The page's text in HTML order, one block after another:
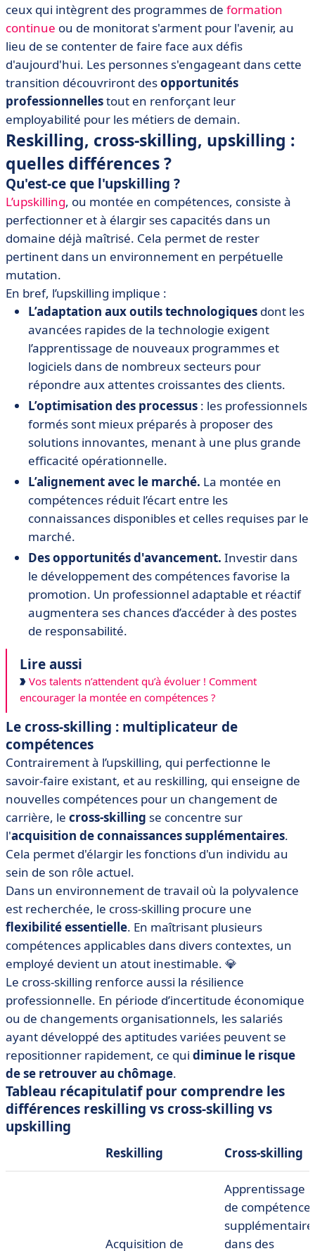
ceux qui intègrent des programmes de formation
continue ou de monitorat s'arment pour l'avenir, au
lieu de se contenter de faire face aux défis
d'aujourd'hui. Les personnes s'engageant dans cette
transition découvriront desopportunités
professionnellestout en renforçant leur
employabilité pour les métiers de demain.
Reskilling, cross-skilling, upskilling :
quelles différences ?
Qu'est-ce que l'upskilling ?
L’upskilling, ou montée en compétences, consiste à
perfectionner et à élargir ses capacités dans un
domaine déjà maîtrisé. Cela permet de rester
pertinent dans un environnement en perpétuelle
mutation.
En bref, l’upskilling implique :
L’adaptation aux outils technologiques dont les
avancées rapides de la technologie exigent
l’apprentissage de nouveaux programmes et
logiciels dans de nombreux secteurs pour
répondre aux attentes croissantes des clients.
L’optimisation des processus : les professionnels
formés sont mieux préparés à proposer des
solutions innovantes, menant à une plus grande
efficacité opérationnelle.
L’alignement avec le marché. La montée en
compétences réduit l’écart entre les
connaissances disponibles et celles requises par le
marché.
Des opportunités d'avancement. Investir dans
le développement des compétences favorise la
promotion. Un professionnel adaptable et réactif
augmentera ses chances d’accéder à des postes
de responsabilité.
Lire aussi
Vos talents n’attendent qu’à évoluer ! Comment
encourager la montée en compétences ?
Le cross-skilling : multiplicateur de
compétences
Contrairement à l’upskilling, qui perfectionne le
savoir-faire existant, et au reskilling, qui enseigne de
nouvelles compétences pour un changement de
carrière, le cross-skilling se concentre sur
l'acquisition de connaissances supplémentaires.
Cela permet d'élargir les fonctions d'un individu au
sein de son rôle actuel.
Dans un environnement de travail où la polyvalence
est recherchée, le cross-skilling procure une
flexibilité essentielle. En maîtrisant plusieurs
compétences applicables dans divers contextes, un
employé devient un atout inestimable. 💎
Le cross-skilling renforce aussi la résilience
professionnelle. En période d’incertitude économique
ou de changements organisationnels, les salariés
ayant développé des aptitudes variées peuvent se
repositionner rapidement, ce qui diminue le risque
de se retrouver au chômage.
Tableau récapitulatif pour comprendre les
différences reskilling vs cross-skilling vs
upskilling
Reskilling Cross-skilling
Acquisition de
Apprentissage
de
dans des